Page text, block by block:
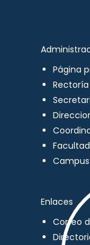
Página
Rectoría
Campus
Enlaces
Correo